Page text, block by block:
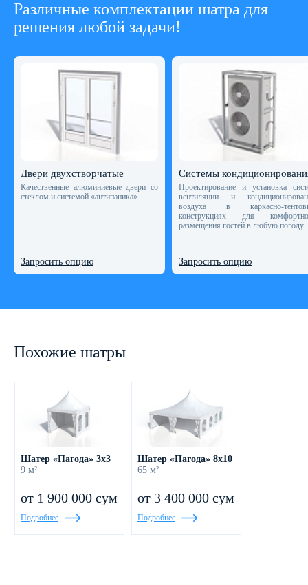
Различные комплектации шатра для
решения любой задачи!
Двери двухстворчатые
Качественные алюминиевые двери со
стеклом и системой «антипаника».
Запросить опцию
Системы
Проектирование и установка
вентиляции и
воздуха в каркасно-
конструкциях для
размещения гостей в любую погоду.
Запросить опцию
Похожие шатры
Шатер «Пагода» 3x3
9 м²
от 1 900 000 сум
Подробнее
Шатер «Пагода» 8х10
65 м²
от 3 400 000 сум
Подробнее